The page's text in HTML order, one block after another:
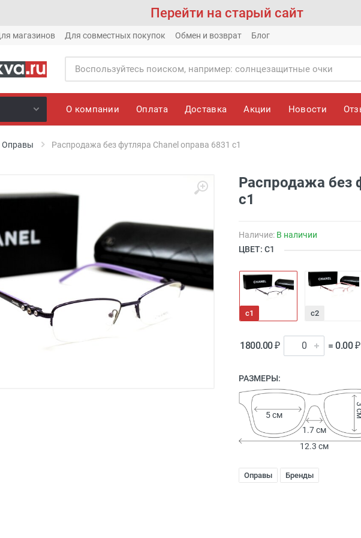
Перейти на старый сайт
магазинов Для совместных покупок Обмен и возврат Блог
О компании Оплата Доставка Акции Новости
Оправы Распродажа без футляра Chanel оправа 6831 c1
Распродажа без
c1
Наличие: В наличии
ЦВЕТ: C1
c1 с2
1800.00 ₽ = 0.00 ₽
РАЗМЕРЫ:
1.7 см
5 см 3
12.3 см
Оправы Бренды